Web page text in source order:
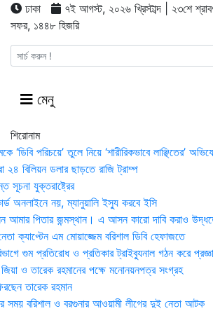
ঢাকা
৭ই আগস্ট, ২০২৬ খ্রিস্টাব্দ | ২৩শে
সফর, ১৪৪৮ হিজরি
মেনু
শিরোনাম
‘ডিবি পরিচয়ে’ তুলে নিয়ে ‘শারীরিকভাবে লাঞ্ছিতের’
২৪ বিলিয়ন ডলার ছাড়তে রাজি ট্রাম্প
সূচনা যুক্তরাষ্ট্রের
অনলাইনে নয়, ম্যানুয়ালি ইস্যু করবে ইসি
পিতার জন্মস্থান। এ আসন কারো দাবি করাও
ক্যাপ্টেন এম মোয়াজ্জেম বরিশাল ডিবি হেফাজতে
গুম প্রতিরোধ ও প্রতিকার ট্রাইব্যুনাল গঠন করে
ও তারেক রহমানের পক্ষে মনোনয়নপত্র সংগ্রহ
তারেক রহমান
সময় ব‌রিশাল ও বরগুনার আওয়ামী লীগের দুই নেতা আটক